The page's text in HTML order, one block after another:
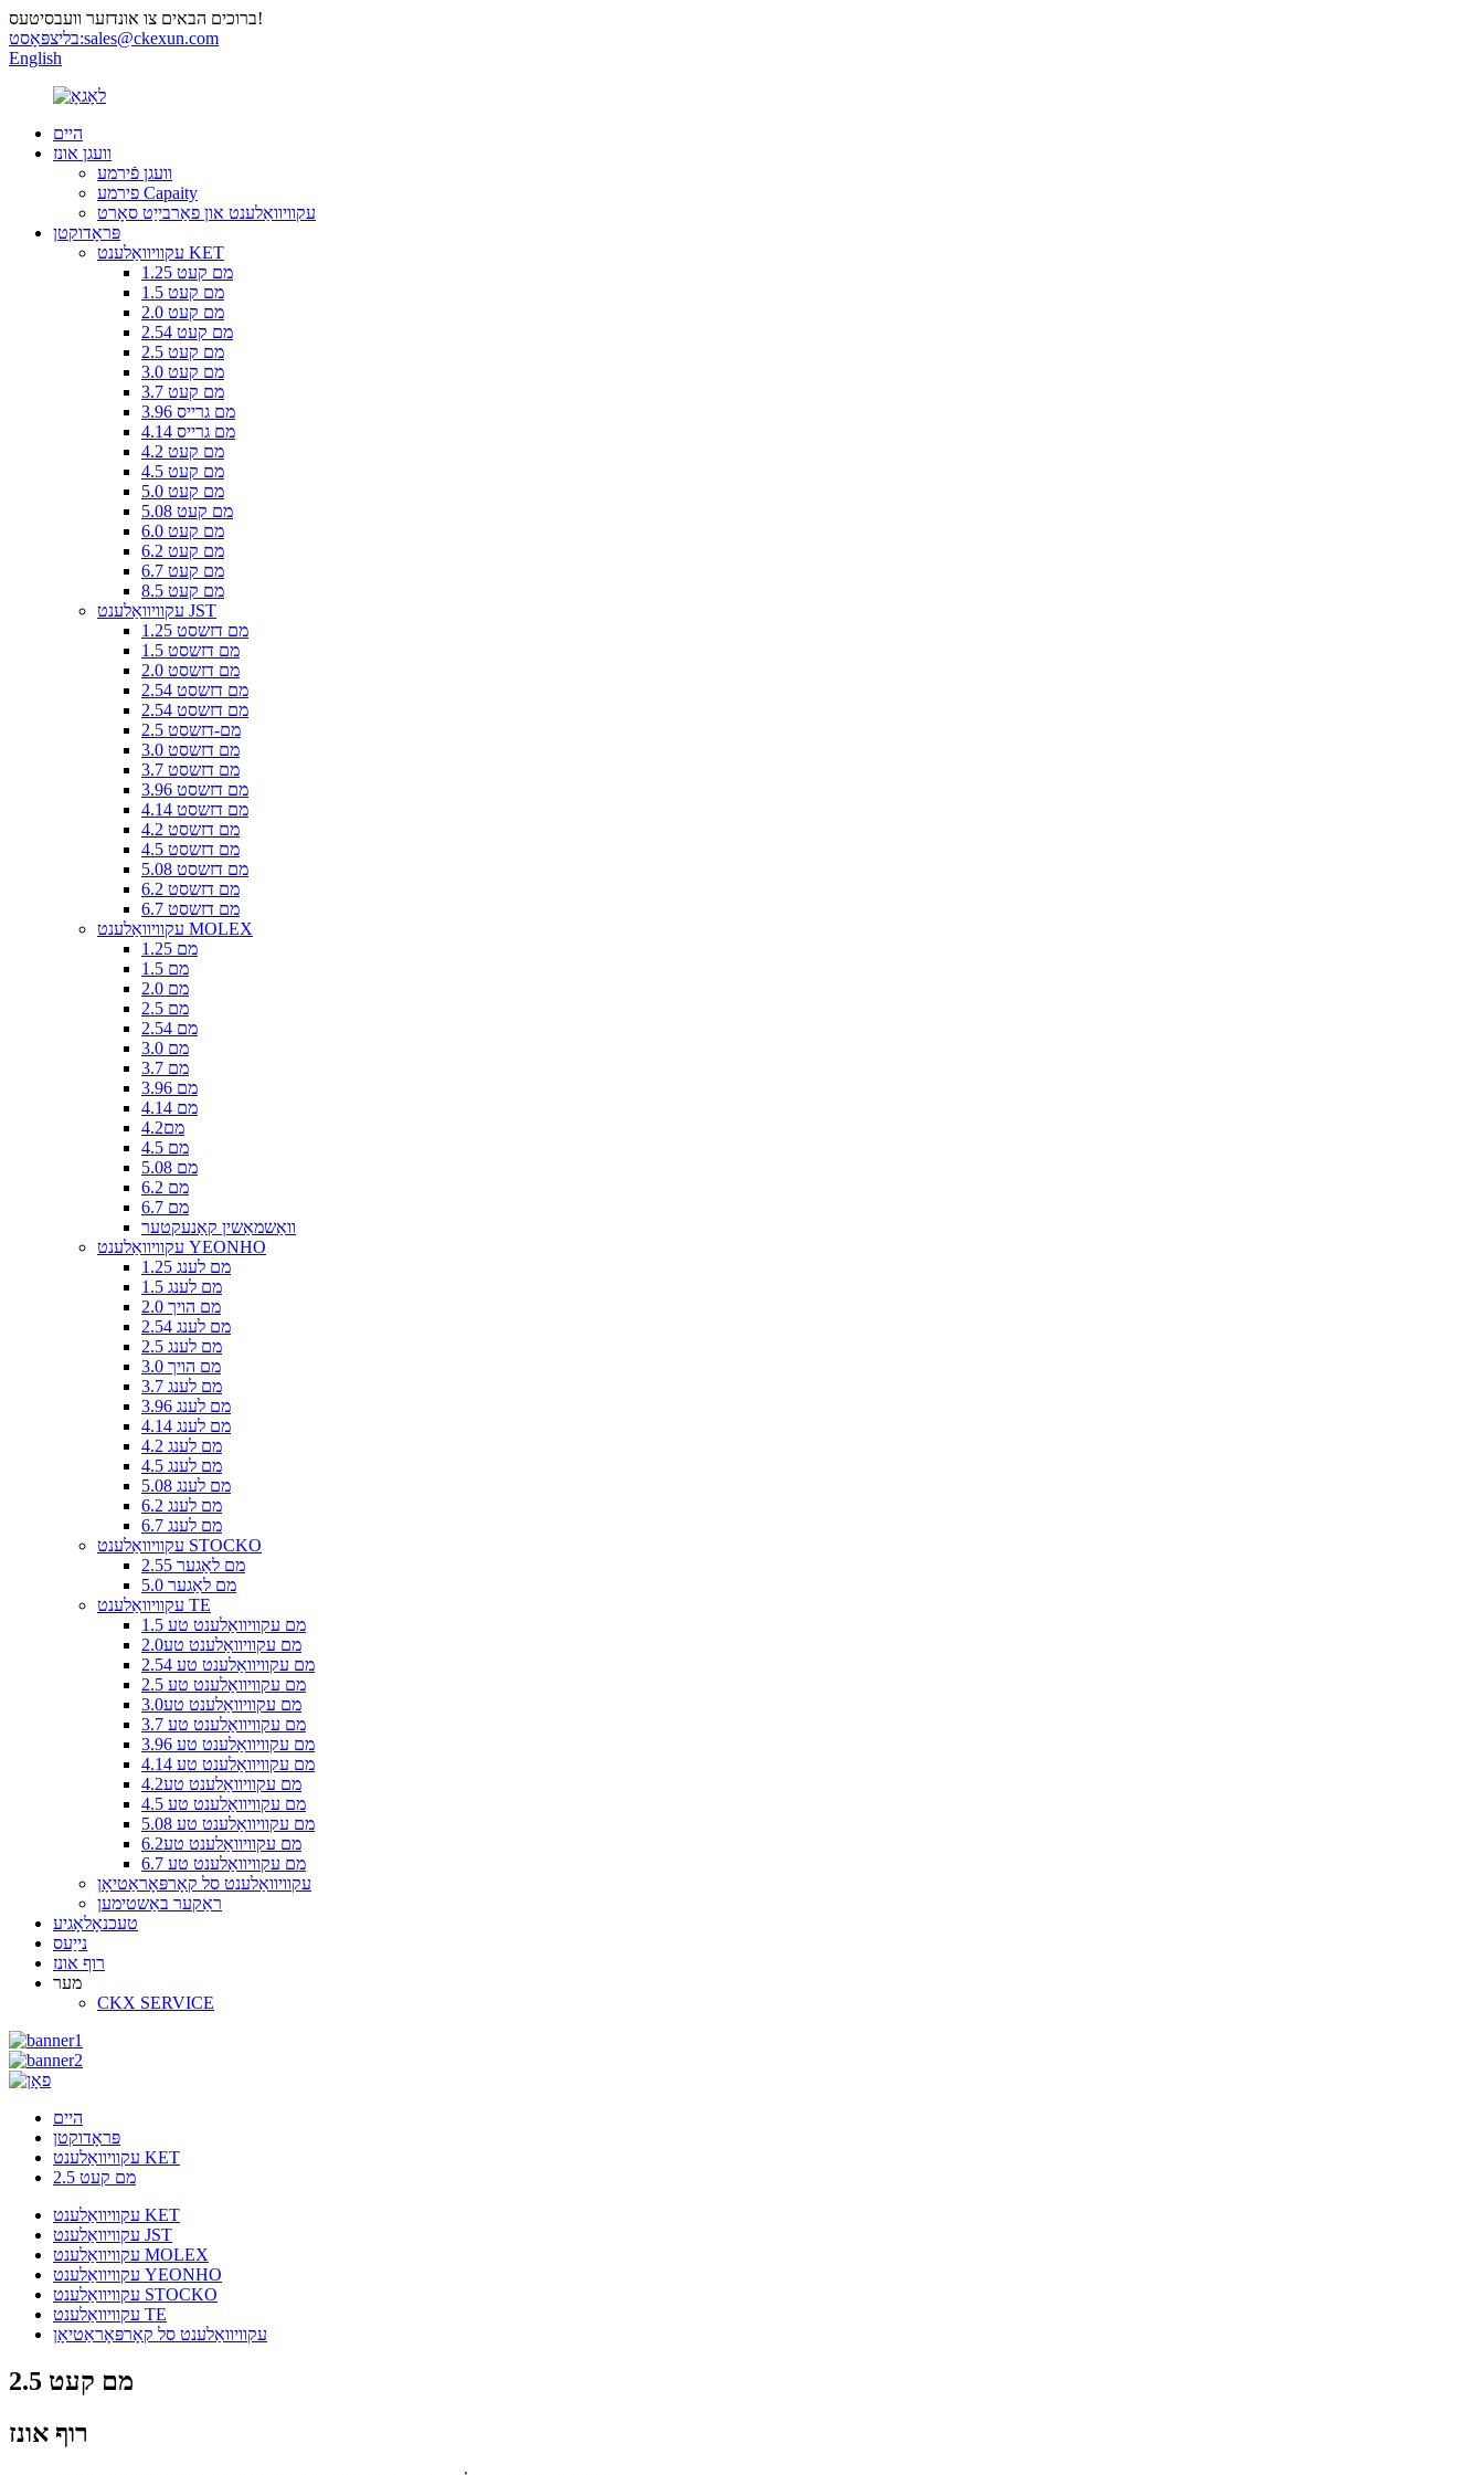
ברוכים הבאים צו אונדזער וועבסיטעס!
בליצפּאָסט:sales@ckexun.com
English
היים
וועגן אונז
וועגן פֿירמע
פירמע Capaity
עקוויוואַלענט און פאַרבייַט סאָרט
פּראָדוקטן
עקוויוואַלענט KET
1.25 מם קעט
1.5 מם קעט
2.0 מם קעט
2.54 מם קעט
2.5 מם קעט
3.0 מם קעט
3.7 מם קעט
3.96 מם גרייס
4.14 מם גרייס
4.2 מם קעט
4.5 מם קעט
5.0 מם קעט
5.08 מם קעט
6.0 מם קעט
6.2 מם קעט
6.7 מם קעט
8.5 מם קעט
עקוויוואַלענט JST
1.25 מם דזשסט
1.5 מם דזשסט
2.0 מם דזשסט
2.54 מם דזשסט
2.54 מם דזשסט
2.5 מם-דזשסט
3.0 מם דזשסט
3.7 מם דזשסט
3.96 מם דזשסט
4.14 מם דזשסט
4.2 מם דזשסט
4.5 מם דזשסט
5.08 מם דזשסט
6.2 מם דזשסט
6.7 מם דזשסט
עקוויוואַלענט MOLEX
1.25 מם
1.5 מם
2.0 מם
2.5 מם
2.54 מם
3.0 מם
3.7 מם
3.96 מם
4.14 מם
4.2מם
4.5 מם
5.08 מם
6.2 מם
6.7 מם
וואַשמאַשין קאַנעקטער
עקוויוואַלענט YEONHO
1.25 מם לענג
1.5 מם לענג
2.0 מם הויך
2.54 מם לענג
2.5 מם לענג
3.0 מם הויך
3.7 מם לענג
3.96 מם לענג
4.14 מם לענג
4.2 מם לענג
4.5 מם לענג
5.08 מם לענג
6.2 מם לענג
6.7 מם לענג
עקוויוואַלענט STOCKO
2.55 מם לאַגער
5.0 מם לאַגער
עקוויוואַלענט TE
1.5 מם עקוויוואַלענט טע
2.0מם עקוויוואַלענט טע
2.54 מם עקוויוואַלענט טע
2.5 מם עקוויוואַלענט טע
3.0מם עקוויוואַלענט טע
3.7 מם עקוויוואַלענט טע
3.96 מם עקוויוואַלענט טע
4.14 מם עקוויוואַלענט טע
4.2מם עקוויוואַלענט טע
4.5 מם עקוויוואַלענט טע
5.08 מם עקוויוואַלענט טע
6.2מם עקוויוואַלענט טע
6.7 מם עקוויוואַלענט טע
עקוויוואַלענט סל קאָרפּאָראַטיאָן
ראַקער באַשטימען
טעכנאָלאָגיע
נייַעס
רוף אונז
מער
CKX SERVICE
היים
פּראָדוקטן
עקוויוואַלענט KET
2.5 מם קעט
עקוויוואַלענט KET
עקוויוואַלענט JST
עקוויוואַלענט MOLEX
עקוויוואַלענט YEONHO
עקוויוואַלענט STOCKO
עקוויוואַלענט TE
עקוויוואַלענט סל קאָרפּאָראַטיאָן
2.5 מם קעט
רוף אונז